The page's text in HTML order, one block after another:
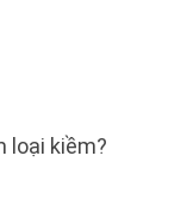
loại kiềm?